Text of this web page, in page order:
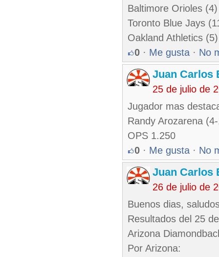
Baltimore Orioles
Toronto Blue Jays
Oakland Athletics
0 · Me gusta · No
Juan Carlos
25 de julio de
Jugador mas
Randy Arozarena
OPS 1.250
0 · Me gusta · No
Juan Carlos
26 de julio de
Buenos dias,
Resultados del 25
Arizona
Por Arizona: